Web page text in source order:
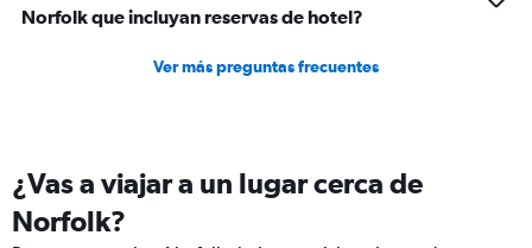
Norfolk que incluyan reservas de hotel?
Ver más preguntas frecuentes
¿Vas a viajar a un lugar cerca de
Norfolk?